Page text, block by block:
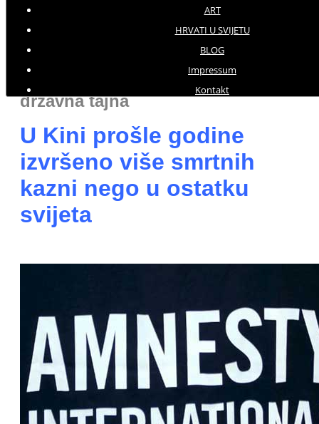
ART
HRVATI U SVIJETU
BLOG
Impressum
Kontakt
PRENOSIMO
Informacije o smrtnoj kazni su
državna tajna
U Kini prošle godine
izvršeno više smrtnih
kazni nego u ostatku
svijeta